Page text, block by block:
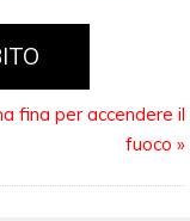
fina per accendere il
fuoco »